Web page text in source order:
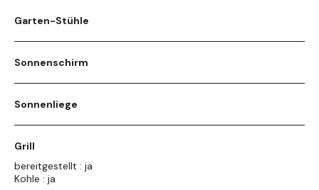
Garten-Stühle
Sonnenschirm
Sonnenliege
Grill
bereitgestellt : ja
Kohle : ja